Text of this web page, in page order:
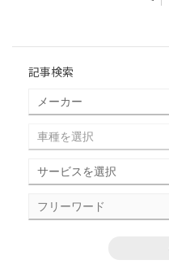
記事検索